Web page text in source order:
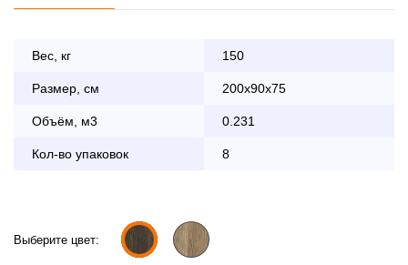
Вес, кг 150
Размер, см 200x90x75
Объём, м3 0.231
Кол-во упаковок 8
По Москве в пределах МКАД осуществляется в будние
Свыше 90 000 руб.
Выберите цвет: